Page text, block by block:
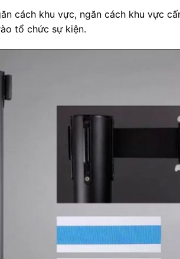
cách khu vực, ngăn cách khu vực
tổ chức sự kiện.